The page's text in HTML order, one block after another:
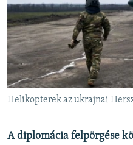
EURÓPAI UNIÓ
VILÁG
KLÍMAVÁLTOZÁS
A MÚLT TANULSÁGAI
Helikopterek az ukrajnai
A diplomácia felpörgése